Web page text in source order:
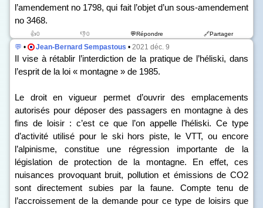
l’amendement no 1798, qui fait l’objet d’un sous-amendement
no 3468.
👍0 👎0 💬Répondre 🔗Partager
💬 • Jean-Bernard Sempastous • 2021 déc. 9
Il vise à rétablir l’interdiction de la pratique de l’héliski, dans
l’esprit de la loi « montagne » de 1985.
Le droit en vigueur permet d’ouvrir des emplacements
autorisés pour déposer des passagers en montagne à des
fins de loisir : c’est ce que l’on appelle l’héliski. Ce type
d’activité utilisé pour le ski hors piste, le VTT, ou encore
l’alpinisme, constitue une régression importante de la
législation de protection de la montagne. En effet, ces
nuisances provoquant bruit, pollution et émissions de CO2
sont directement subies par la faune. Compte tenu de
l’accroissement de la demande pour ce type de loisirs que